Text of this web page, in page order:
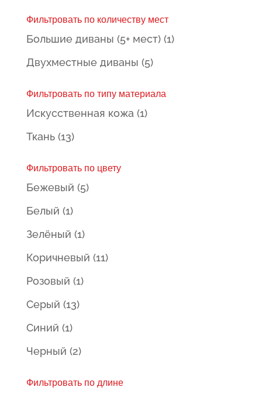
Фильтровать по количеству мест
Большие диваны (5+ мест) (1)
Двухместные диваны (5)
Фильтровать по типу материала
Искусственная кожа (1)
Ткань (13)
Фильтровать по цвету
Бежевый (5)
Белый (1)
Зелёный (1)
Коричневый (11)
Розовый (1)
Серый (13)
Синий (1)
Черный (2)
Фильтровать по длине